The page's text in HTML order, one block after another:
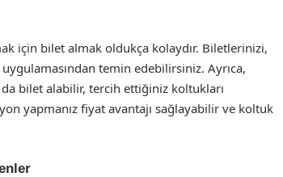
için bilet almak oldukça kolaydır. Biletlerinizi,
uygulamasından temin edebilirsiniz. Ayrıca,
bilet alabilir, tercih ettiğiniz koltukları
yapmanız fiyat avantajı sağlayabilir ve koltuk